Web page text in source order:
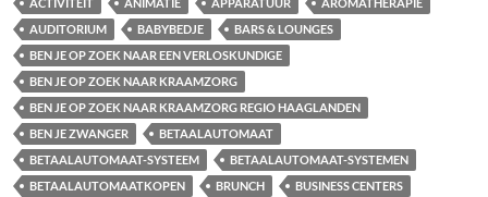
AUDITORIUM
BABYBEDJE
BARS & LOUNGES
BEN JE OP ZOEK NAAR EEN VERLOSKUNDIGE
BEN JE OP ZOEK NAAR KRAAMZORG
BEN JE OP ZOEK NAAR KRAAMZORG REGIO HAAGLANDEN
BEN JE ZWANGER
BETAALAUTOMAAT
BETAALAUTOMAAT-SYSTEEM
BETAALAUTOMAAT-SYSTEMEN
BETAALAUTOMAATKOPEN
BRUNCH BUSINESS CENTERS